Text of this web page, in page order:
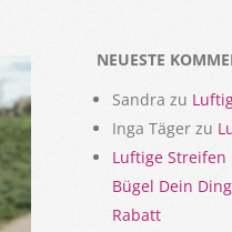
NEUESTE
Sandra zu
Inga Täger zu
Luftige Streifen
Bügel Dein
Rabatt